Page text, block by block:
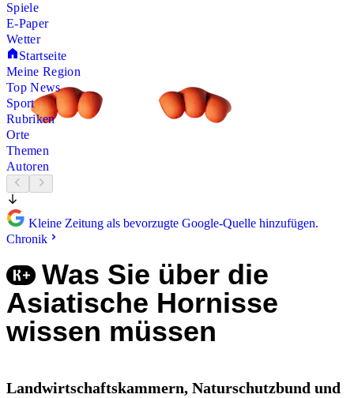
Spiele
E-Paper
Wetter
Startseite
Meine Region
Top News
Sport
Rubriken
Orte
Themen
Autoren
Kleine Zeitung als bevorzugte Google-Quelle hinzufügen.
Chronik
Was Sie über die
Asiatische Hornisse
wissen müssen
Landwirtschaftskammern, Naturschutzbund und